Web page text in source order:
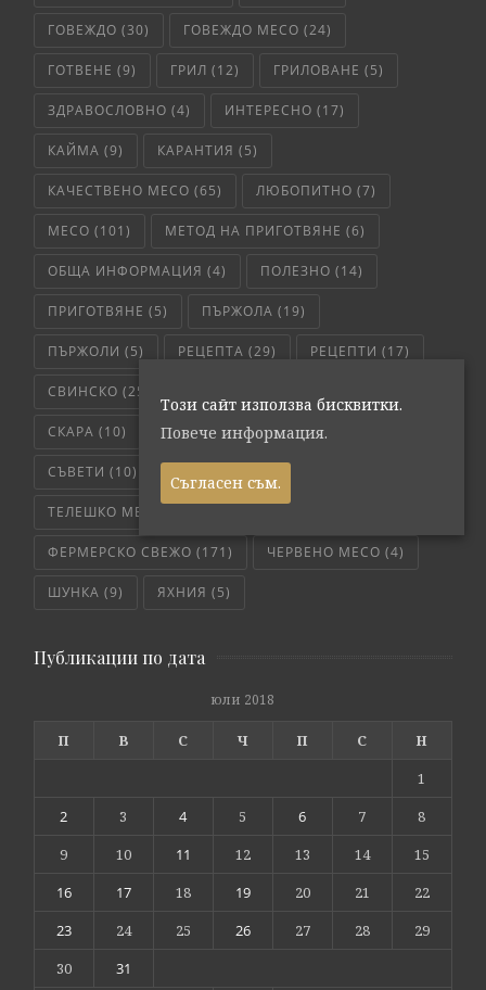
ГОВЕЖДО (30) ГОВЕЖДО МЕСО (24)
ГОТВЕНЕ (9) ГРИЛ (12) ГРИЛОВАНЕ (5)
ЗДРАВОСЛОВНО (4) ИНТЕРЕСНО (17)
КАЙМА (9) КАРАНТИЯ (5)
КАЧЕСТВЕНО МЕСО (65) ЛЮБОПИТНО (7)
МЕСО (101) МЕТОД НА ПРИГОТВЯНЕ (6)
ОБЩА ИНФОРМАЦИЯ (4) ПОЛЕЗНО (14)
ПРИГОТВЯНЕ (5) ПЪРЖОЛА (19)
ПЪРЖОЛИ (5) РЕЦЕПТА (29) РЕЦЕПТИ (17)
СВИНСКО (25)
СКАРА (10) СЛОУ КУКЪР(5) СОС
СЪВЕТИ (10)
ТЕЛЕШКО МЕСО
ФЕРМЕРСКО СВЕЖО (171) ЧЕРВЕНО МЕСО (4)
ШУНКА (9) ЯХНИЯ (5)
Публикации по дата
юли 2018
П В С Ч П С
Н
1
2
3 4 5 6 7
8
9
10 11 12 13 14
15
16
17 18 19 20 21
22
23
24 25 26 27 28
29
30
31
Този сайт използва бисквитки.
Повече информация.
Съгласен съм.